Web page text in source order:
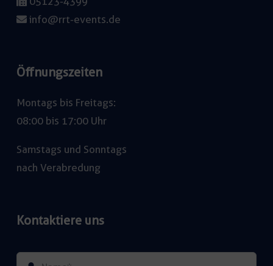
info@rrt-events.de
Öffnungszeiten
Montags bis Freitags:
08:00 bis 17:00 Uhr
Samstags und Sonntags
nach Verabredung
Kontaktiere uns